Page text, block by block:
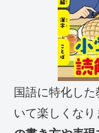
国語に特化し
いて楽しくなり